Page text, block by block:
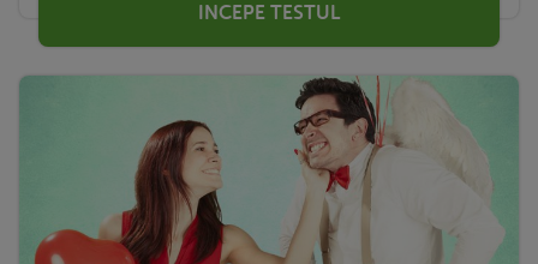
INCEPE TESTUL